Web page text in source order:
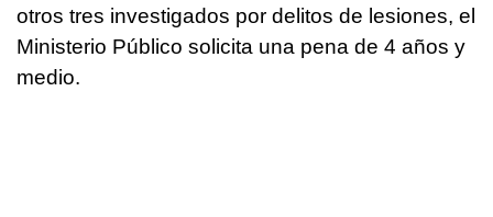
otros tres investigados por delitos de lesiones, el
Ministerio Público solicita una pena de 4 años y
medio.